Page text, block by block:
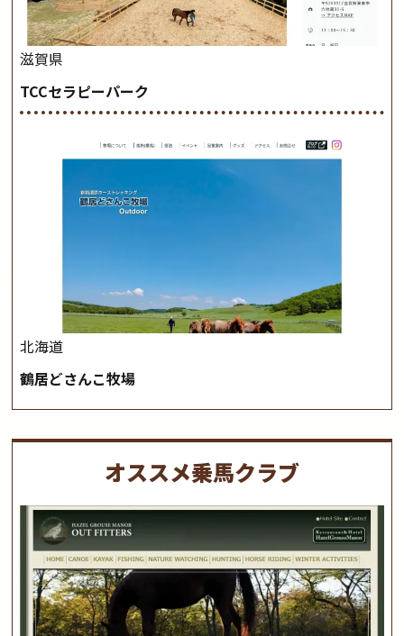
滋賀県
TCCセラピーパーク
北海道
鶴居どさんこ牧場
オススメ乗馬クラブ